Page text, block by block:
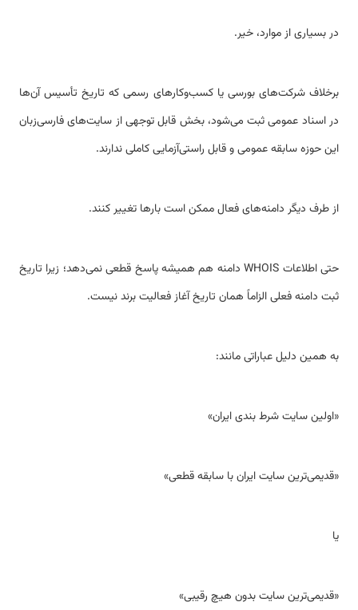
در بسیاری از موارد، خیر.
برخلاف شرکت‌های بورسی یا کسب‌وکارهای رسمی که تاریخ تأسیس آن‌ها
در اسناد عمومی ثبت می‌شود، بخش قابل توجهی از سایت‌های فارسی‌زبان
این حوزه سابقه عمومی و قابل راستی‌آزمایی کاملی ندارند.
از طرف دیگر دامنه‌های فعال ممکن است بارها تغییر کنند.
حتی اطلاعات WHOIS دامنه هم همیشه پاسخ قطعی نمی‌دهد؛ زیرا تاریخ
ثبت دامنه فعلی الزاماً همان تاریخ آغاز فعالیت برند نیست.
به همین دلیل عباراتی مانند:
«اولین سایت شرط بندی ایران»
«قدیمی‌ترین سایت ایران با سابقه قطعی»
یا
«قدیمی‌ترین سایت بدون هیچ رقیبی»